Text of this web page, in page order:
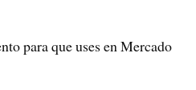
para que uses en Mercado